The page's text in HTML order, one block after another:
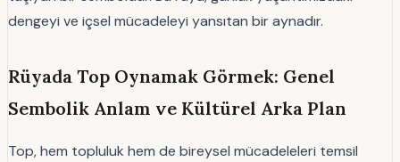
dengeyi ve içsel mücadeleyi yansıtan bir aynadır.
Rüyada Top Oynamak Görmek: Genel
Sembolik Anlam ve Kültürel Arka Plan
Top, hem topluluk hem de bireysel mücadeleleri temsil